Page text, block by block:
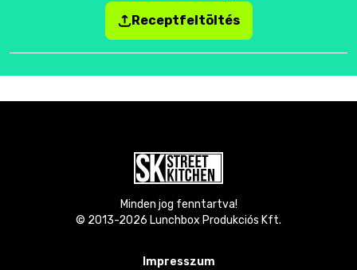
Receptfeltöltés
Minden jog fenntartva!
© 2013-2026 Lunchbox Produkciós Kft.
Impresszum